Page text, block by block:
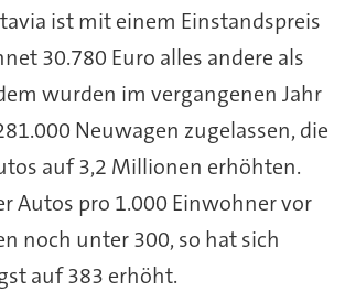
ist mit einem Einstandspreis
30.780 Euro alles andere als
wurden im vergangenen Jahr
Neuwagen zugelassen, die
auf 3,2 Millionen erhöhten.
Autos pro 1.000 Einwohner vor
noch unter 300, so hat sich
auf 383 erhöht.